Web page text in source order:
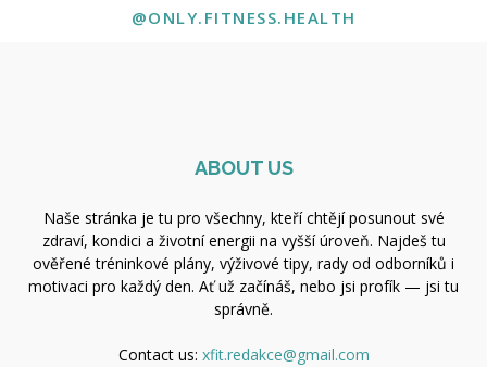
@ONLY.FITNESS.HEALTH
ABOUT US
Naše stránka je tu pro všechny, kteří chtějí posunout své
zdraví, kondici a životní energii na vyšší úroveň. Najdeš tu
ověřené tréninkové plány, výživové tipy, rady od odborníků i
motivaci pro každý den. Ať už začínáš, nebo jsi profík — jsi tu
správně.
Contact us: xfit.redakce@gmail.com